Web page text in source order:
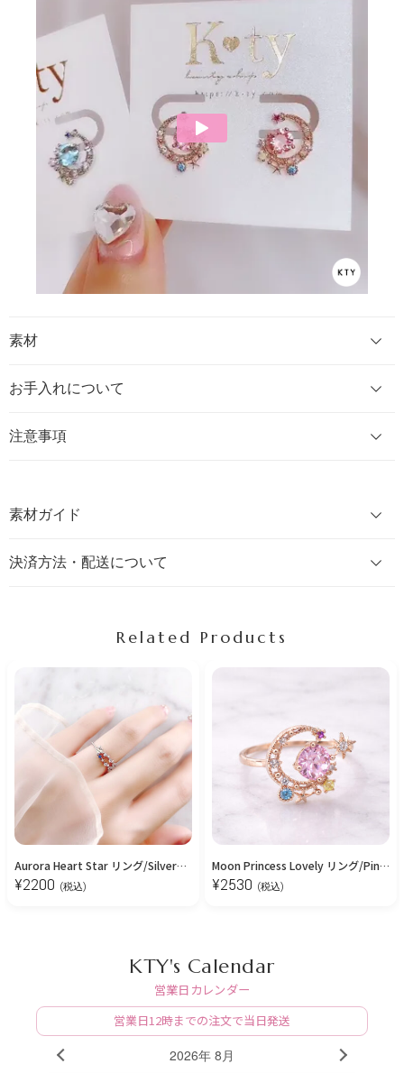
素材
お手入れについて
注意事項
素材ガイド
決済方法・配送について
Related Products
Aurora Heart Star リング/Silver［free size］
¥2200 (税込)
Moon Princess Lovely リング/Pink Gold［free size］
¥2530 (税込)
KTY's Calendar
営業日カレンダー
営業日12時までの注文で当日発送
2026年 8月 NEXT